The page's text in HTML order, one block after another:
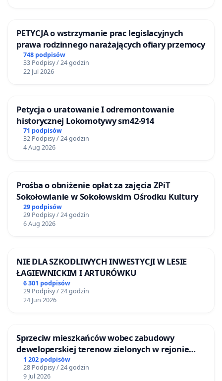
PETYCJA o wstrzymanie prac legislacyjnych
prawa rodzinnego narażających ofiary przemocy
748 podpisów
33 Podpisy / 24 godzin
22 Jul 2026
Petycja o uratowanie I odremontowanie
historycznej Lokomotywy sm42-914
71 podpisów
32 Podpisy / 24 godzin
4 Aug 2026
Prośba o obniżenie opłat za zajęcia ZPiT
Sokołowianie w Sokołowskim Ośrodku Kultury
29 podpisów
29 Podpisy / 24 godzin
6 Aug 2026
NIE DLA SZKODLIWYCH INWESTYCJI W LESIE
ŁAGIEWNICKIM I ARTURÓWKU
6 301 podpisów
29 Podpisy / 24 godzin
24 Jun 2026
Sprzeciw mieszkańców wobec zabudowy
deweloperskiej terenow zielonych w rejonie
Bulwarów Straceńskich w Bielsku-Białej
1 202 podpisów
28 Podpisy / 24 godzin
9 Jul 2026